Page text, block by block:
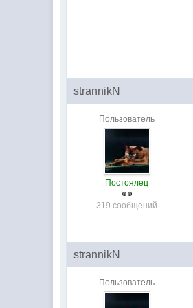
strannikN
Пользователь
Постоялец
319 сообщений
strannikN
Пользователь